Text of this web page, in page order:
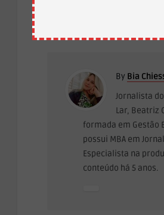
By Bia
Jornalista
Lar, Beatriz
formada em Gestão
possui MBA em
Especialista na
conteúdo há 5 anos.